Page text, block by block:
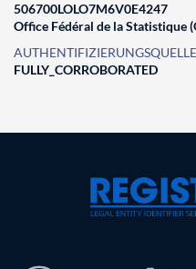
506700LOLO7M6V0E4247
Office Fédéral de la Statistique
FULLY_CORROBORATED